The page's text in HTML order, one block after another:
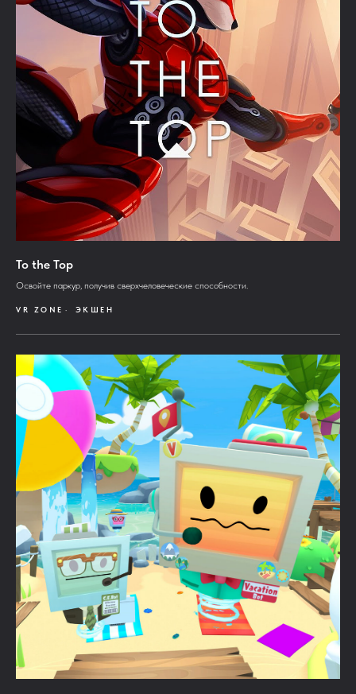
To the Top
Освойте паркур, получив сверхчеловеческие способности.
VR ZONE ЭКШЕН